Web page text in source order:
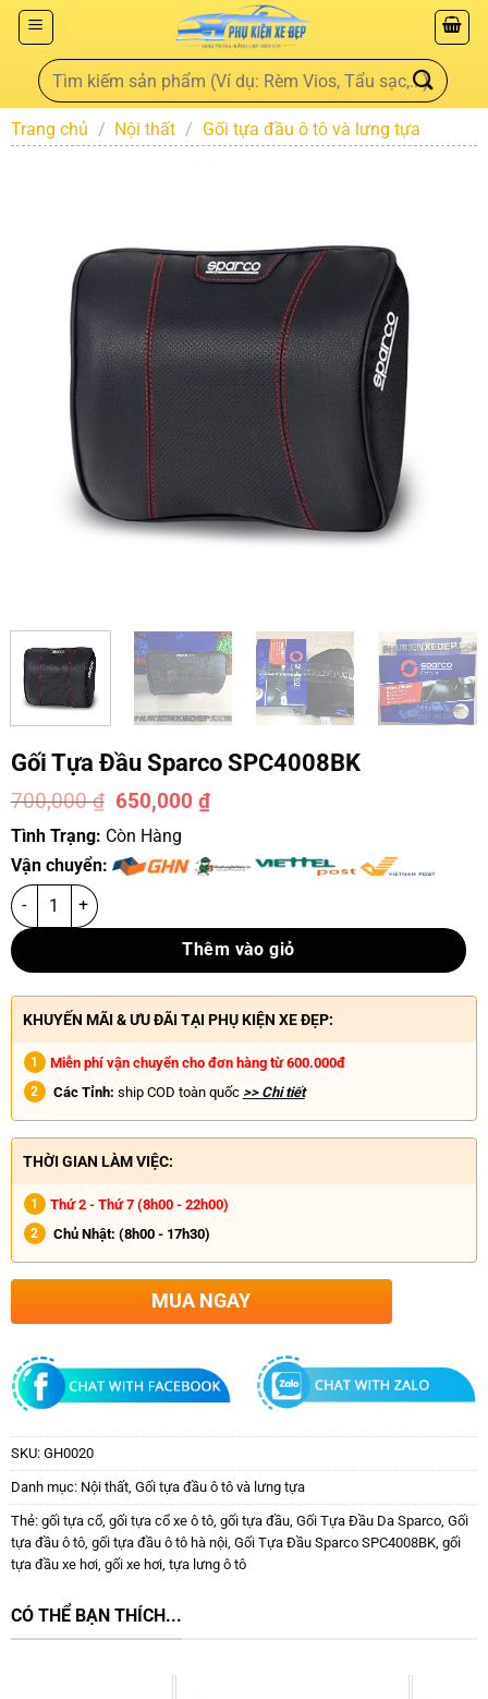
Trang chủ / Nội thất / Gối tựa đầu ô tô và lưng tựa
Gối Tựa Đầu Sparco SPC4008BK
700,000₫ 650,000₫
Tình Trạng: Còn Hàng
Vận chuyển:
Thêm vào giỏ
KHUYẾN MÃI & ƯU ĐÃI TẠI PHỤ KIỆN XE ĐẸP:
Miễn phí vận chuyển cho đơn hàng từ 600.000đ
Các Tỉnh: ship COD toàn quốc >> Chi tiết
THỜI GIAN LÀM VIỆC:
Thứ 2 - Thứ 7 (8h00 - 22h00)
Chủ Nhật: (8h00 - 17h30)
MUA NGAY
SKU: GH0020
Danh mục: Nội thất, Gối tựa đầu ô tô và lưng tựa
Thẻ: gối tựa cổ, gối tựa cổ xe ô tô, gối tựa đầu, Gối Tựa Đầu Da Sparco, Gối
tựa đầu ô tô, gối tựa đầu ô tô hà nội, Gối Tựa Đầu Sparco SPC4008BK, gối
tựa đầu xe hơi, gối xe hơi, tựa lưng ô tô
CÓ THỂ BẠN THÍCH...